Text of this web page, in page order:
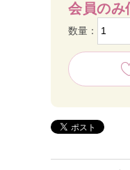
会員のみ
数量：